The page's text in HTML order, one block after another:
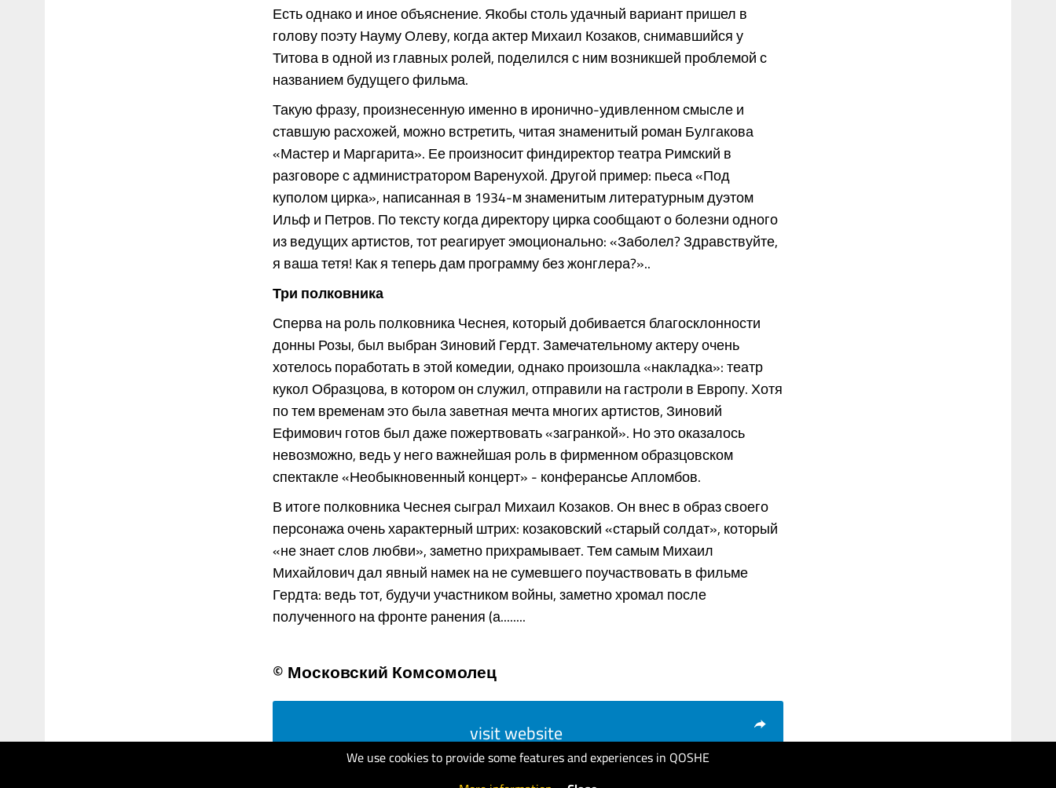
We use cookies to provide some features and experiences in QOSHE
Есть однако и иное объяснение. Якобы столь удачный вариант пришел в
голову поэту Науму Олеву, когда актер Михаил Козаков, снимавшийся у
Титова в одной из главных ролей, поделился с ним возникшей проблемой с
названием будущего фильма.
Такую фразу, произнесенную именно в иронично-удивленном смысле и
ставшую расхожей, можно встретить, читая знаменитый роман Булгакова
«Мастер и Маргарита». Ее произносит финдиректор театра Римский в
разговоре с администратором Варенухой. Другой пример: пьеса «Под
куполом цирка», написанная в 1934-м знаменитым литературным дуэтом
Ильф и Петров. По тексту когда директору цирка сообщают о болезни одного
из ведущих артистов, тот реагирует эмоционально: «Заболел? Здравствуйте,
я ваша тетя! Как я теперь дам программу без жонглера?»..
Три полковника
Сперва на роль полковника Чеснея, который добивается благосклонности
донны Розы, был выбран Зиновий Гердт. Замечательному актеру очень
хотелось поработать в этой комедии, однако произошла «накладка»: театр
кукол Образцова, в котором он служил, отправили на гастроли в Европу. Хотя
по тем временам это была заветная мечта многих артистов, Зиновий
Ефимович готов был даже пожертвовать «загранкой». Но это оказалось
невозможно, ведь у него важнейшая роль в фирменном образцовском
спектакле «Необыкновенный концерт» - конферансье Апломбов.
В итоге полковника Чеснея сыграл Михаил Козаков. Он внес в образ своего
персонажа очень характерный штрих: козаковский «старый солдат», который
«не знает слов любви», заметно прихрамывает. Тем самым Михаил
Михайлович дал явный намек на не сумевшего поучаствовать в фильме
Гердта: ведь тот, будучи участником войны, заметно хромал после
полученного на фронте ранения (а........
© Московский Комсомолец
visit website